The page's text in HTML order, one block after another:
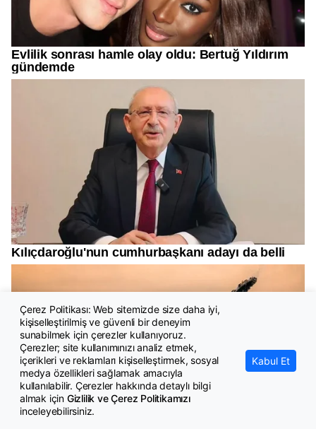
Çerez Politikası: Web sitemizde size daha iyi,
kişiselleştirilmiş ve güvenli bir deneyim
sunabilmek için çerezler kullanıyoruz.
Çerezler; site kullanımınızı analiz etmek,
içerikleri ve reklamları kişiselleştirmek, sosyal
medya özellikleri sağlamak amacıyla
kullanılabilir. Çerezler hakkında detaylı bilgi
almak için Gizlilik ve Çerez Politikamızı
inceleyebilirsiniz.
Kabul Et